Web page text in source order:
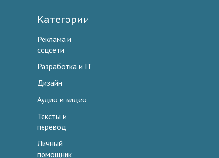
Категории
Реклама и
соцсети
Разработка и IT
Дизайн
Аудио и видео
Тексты и
перевод
Личный
помощник